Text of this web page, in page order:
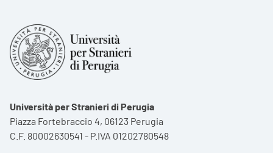
Università per Stranieri di Perugia
Piazza Fortebraccio 4, 06123 Perugia
C.F. 80002630541 - P.IVA 01202780548